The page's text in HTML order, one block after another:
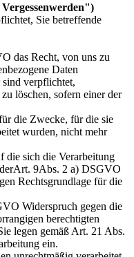
Sie betreffende
das Recht, von uns zu
Daten
verpflichtet,
löschen, sofern einer der
die Zwecke, für die sie
wurden, nicht mehr
sich die Verarbeitung
9Abs. 2 a) DSGVO
Rechtsgrundlage für die
Widerspruch gegen die
berechtigten
legen gemäß Art. 21 Abs.
ein.